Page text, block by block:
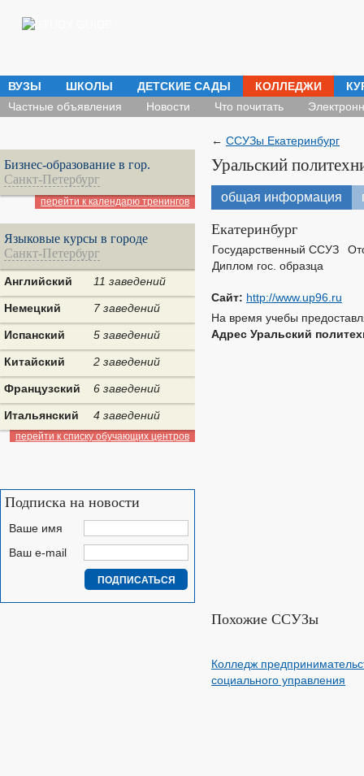
ВУЗЫ ШКОЛЫ ДЕТСКИЕ САДЫ КОЛЛЕДЖИ
Частные объявления
Новости Что почитать
← ССУЗы Екатеринбург
Уральский
общая информация
Екатеринбург
Государственный ССУЗ
Диплом гос. образца
Сайт: http://www.up96.ru
На время учебы
Адрес Уральский
Похожие ССУЗы
Колледж
социального управления
Бизнес-образование в гор.
Санкт-Петербург
перейти к календарю тренингов
Языковые курсы в городе
Санкт-Петербург
Английский 11 заведений
Немецкий 7 заведений
Испанский 5 заведений
Китайский 2 заведений
Французский 6 заведений
Итальянский 4 заведений
перейти к списку обучающих центров
Подписка на новости
Ваше имя
Ваш e-mail